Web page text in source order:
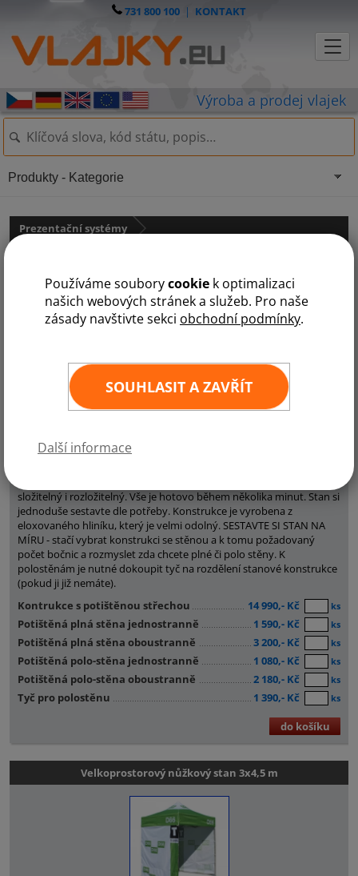
Používáme souborycookie k optimalizaci
našich webových stránek a služeb. Pro naše
zásady navštivte sekci obchodní podmínky.
SOUHLASIT A ZAVŘÍT
Další informace
731 800 100 | KONTAKT
Prezentační systémy
H P R S V
složitelný i rozložitelný. Vše je hotovo během několika minut. Stan si
jednoduše sestavte dle potřeby. Konstrukce je vyrobena z
eloxovaného hliníku, který je velmi odolný. SESTAVTE SI STAN NA
MÍRU - stačí vybrat konstrukci se stěnou a k tomu požadovaný
počet bočnic a rozmyslet zda chcete plné či polo stěny. K
polostěnám je nutné dokoupit tyč na rozdělení stanové konstrukce
(pokud ji již nemáte).
Kontrukce s potištěnou střechou
14 990,- Kč ks
Potištěná plná stěna jednostranně 1 590,- Kč ks
Potištěná plná stěna oboustranně 3 200,- Kč ks
Potištěná polo-stěna jednostranně 1 080,- Kč ks
Potištěná polo-stěna oboustranně 2 180,- Kč ks
Tyč pro polostěnu 1 390,- Kč ks
do košíku
Velkoprostorový nůžkový stan 3x4,5 m
Produkty - Kategorie